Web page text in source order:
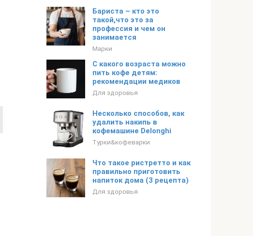
Бариста – кто это
такой,что это за
профессия и чем он
занимается
Марки
С какого возраста можно
пить кофе детям:
рекомендации медиков
Для здоровья
Несколько способов, как
удалить накипь в
кофемашине Delonghi
Турки&кофеварки
Что такое ристретто и как
правильно приготовить
напиток дома (3 рецепта)
Для здоровья